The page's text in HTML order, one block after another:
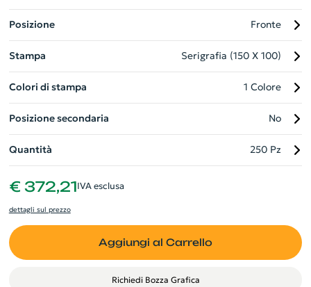
vostra azienda. Renderla unica con la personalizzazione,
rappresentando così l'essenza del vostro brand! Perfetta per
conferenze, meeting o quotidianità in ufficio.
Posizione Fronte
Stampa Serigrafia (150 X 100)
Colori di stampa 1 Colore
Posizione secondaria No
Quantità 250 Pz
€ 372,21IVA esclusa
dettagli sul prezzo
Aggiungi al Carrello
Richiedi Bozza Grafica